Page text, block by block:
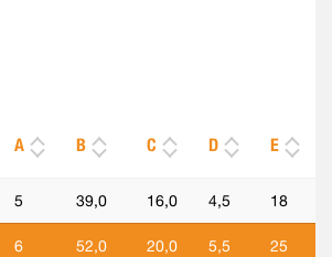
A B C D E
5 39,0 16,0 4,5 18
6 52,0 20,0 5,5 25